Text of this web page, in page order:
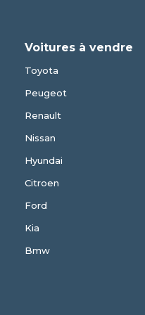
Voitures à vendre
Toyota
Peugeot
Renault
Nissan
Hyundai
Citroen
Ford
Kia
Bmw